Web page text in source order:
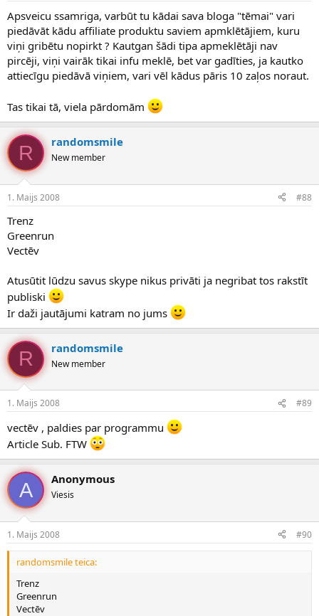
Apsveicu ssamriga, varbūt tu kādai sava bloga "tēmai" vari
piedāvāt kādu affiliate produktu saviem apmklētājiem, kuru
viņi gribētu nopirkt ? Kautgan šādi tipa apmeklētāji nav
pircēji, viņi vairāk tikai infu meklē, bet var gadīties, ja kautko
attiecīgu piedāvā viņiem, vari vēl kādus pāris 10 zaļos noraut.
Tas tikai tā, viela pārdomām
R randomsmile
New member
1. Maijs 2008 #88
Trenz
Greenrun
Vectēv
Atusūtit lūdzu savus skype nikus privāti ja negribat tos rakstīt
publiski
Ir daži jautājumi katram no jums
R randomsmile
New member
1. Maijs 2008 #89
vectēv , paldies par programmu
Article Sub. FTW
A Anonymous
Viesis
1. Maijs 2008 #90
randomsmile teica:
Trenz
Greenrun
Vectēv